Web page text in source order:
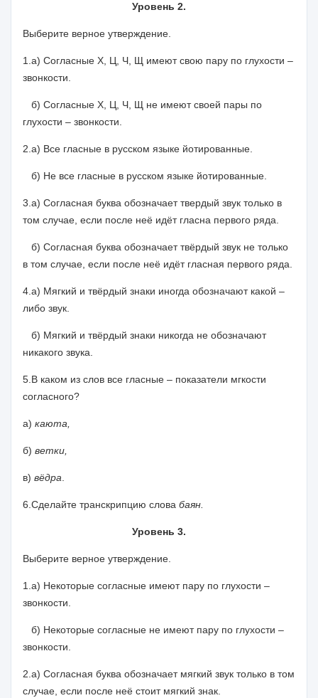
Уровень 2.
Выберите верное утверждение.
1.а) Согласные Х, Ц, Ч, Щ имеют свою пару по глухости –
звонкости.
б) Согласные Х, Ц, Ч, Щ не имеют своей пары по
глухости – звонкости.
2.а) Все гласные в русском языке йотированные.
б) Не все гласные в русском языке йотированные.
3.а) Согласная буква обозначает твердый звук только в
том случае, если после неё идёт гласна первого ряда.
б) Согласная буква обозначает твёрдый звук не только
в том случае, если после неё идёт гласная первого ряда.
4.а) Мягкий и твёрдый знаки иногда обозначают какой –
либо звук.
б) Мягкий и твёрдый знаки никогда не обозначают
никакого звука.
5.В каком из слов все гласные – показатели мгкости
согласного?
а) каюта,
б) ветки,
в) вёдра
6.Сделайте транскрипцию слова баян.
Уровень 3.
Выберите верное утверждение.
1.а) Некоторые согласные имеют пару по глухости –
звонкости.
б) Некоторые согласные не имеют пару по глухости –
звонкости.
2.а) Согласная буква обозначает мягкий звук только в том
случае, если после неё стоит мягкий знак.